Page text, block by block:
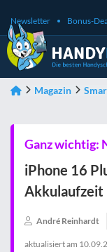
Newsletter Bonus-
Magazin
Ganz wichtig:
iPhone 16
Akkulaufzeit
André Reinhardt
aktualisiert am